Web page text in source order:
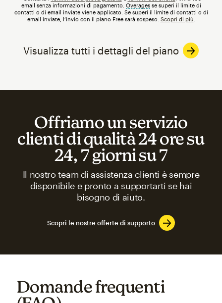
email senza informazioni di pagamento. Overagestooltip
se superi il limite di
contatti o di email inviate viene applicato. Se superi il limite di contatti o di
email inviate, l’invio con il piano Free sarà sospeso. Scopri di più
Visualizza tutti i dettagli del piano
Offriamo un servizio
clienti di qualità 24 ore su
24, 7 giorni su 7
Il nostro team di assistenza clienti è sempre
disponibile e pronto a supportarti se hai
bisogno di aiuto.
Scopri le nostre offerte di supporto
Domande frequenti